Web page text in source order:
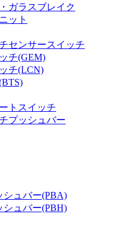
ガラスブレイク
ット
センサースイッチ
チ(GEM)
チ(LCN)
トスイッチ
プッシュバー
シュバー(PBA)
シュバー(PBH)